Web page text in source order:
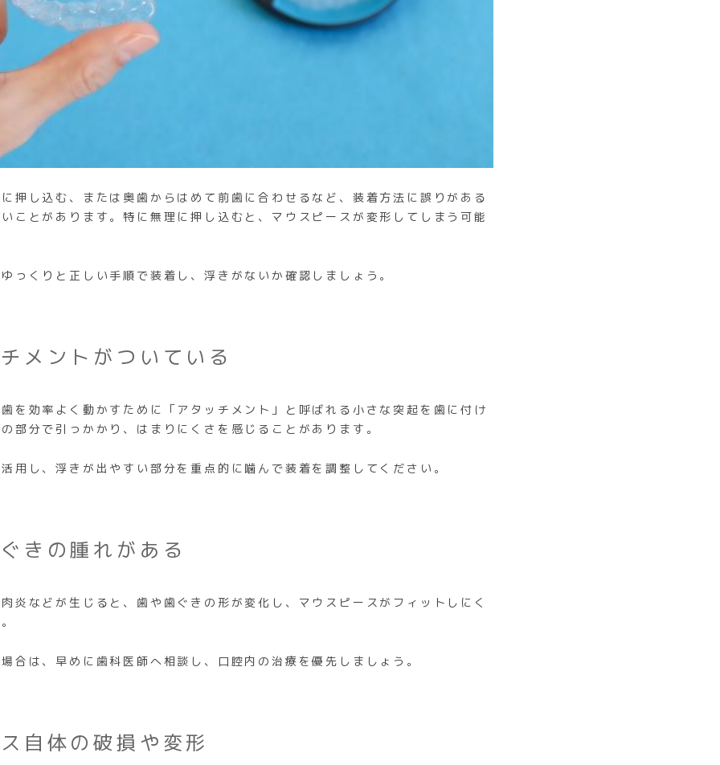
押し込む、または奥歯からはめて前歯に合わせるなど、装着方法に誤りがある
ことがあります。特に無理に押し込むと、マウスピースが変形してしまう可能
っくりと正しい手順で装着し、浮きがないか確認しましょう。
メントがついている
を効率よく動かすために「アタッチメント」と呼ばれる小さな突起を歯に付け
部分で引っかかり、はまりにくさを感じることがあります。
用し、浮きが出やすい部分を重点的に噛んで装着を調整してください。
きの腫れがある
炎などが生じると、歯や歯ぐきの形が変化し、マウスピースがフィットしにく
合は、早めに歯科医師へ相談し、口腔内の治療を優先しましょう。
自体の破損や変形